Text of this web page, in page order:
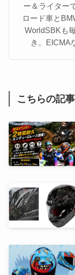
ー＆ライター
ロード車と
WorldSBKも
き。EICMA
こちらの記